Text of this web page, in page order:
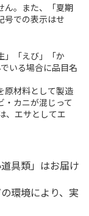
ん。また、「夏期
号での表示はせ
」「えび」「か
いる場合に品目名
原材料として製造
・カニが混じって
、エサとしてエ
具類」はお届け
環境により、実